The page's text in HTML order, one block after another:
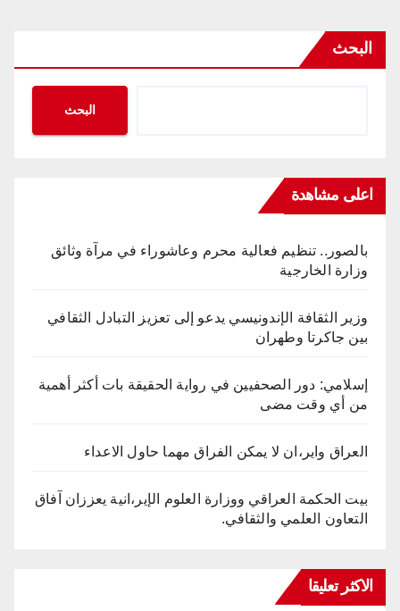
البحث
البحث
اعلى مشاهدة
بالصور.. تنظيم فعالية محرم وعاشوراء في مرآة وثائق
وزارة الخارجية
وزير الثقافة الإندونيسي يدعو إلى تعزيز التبادل الثقافي
بين جاكرتا وطهران
إسلامي: دور الصحفيين في رواية الحقيقة بات أكثر أهمية
من أي وقت مضى
العراق واير،ان لا يمكن الفراق مهما حاول الاعداء
بيت الحكمة العراقي ووزارة العلوم الإير،انية يعززان آفاق
التعاون العلمي والثقافي.
الاكثر تعليقا